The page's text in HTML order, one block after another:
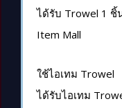
ได้รับ Trowel 1 ชิ้
Item Mall
ใช้ไอเทม Trowel
ได้รับไอเทม